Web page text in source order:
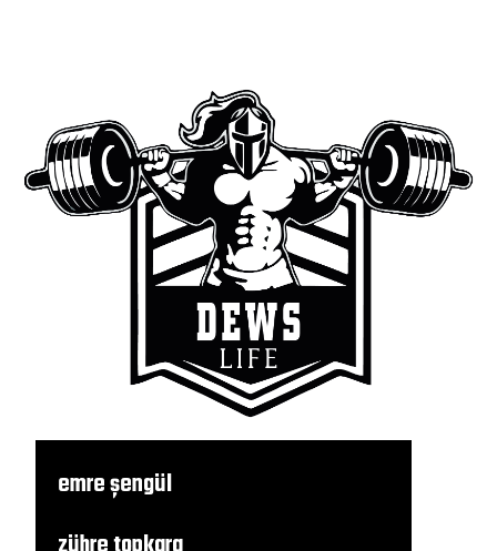
emre şengül